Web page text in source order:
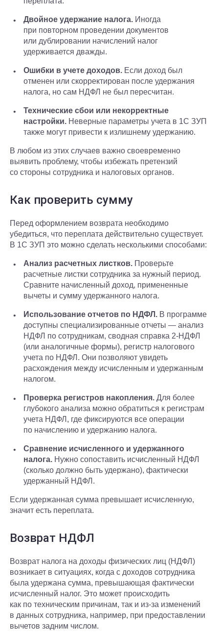
Двойное удержание налога. Иногда
при повторном проведении документов
или дублировании начислений налог
удерживается дважды.
Ошибки в учете доходов. Если доход был
отменен или скорректирован после удержания
налога, но сам НДФЛ не был пересчитан.
Технические сбои или некорректные
настройки. Неверные параметры учета в 1С ЗУП
также могут привести к излишнему удержанию.
В любом из этих случаев важно своевременно
выявить проблему, чтобы избежать претензий
со стороны сотрудника и налоговых органов.
Как проверить сумму
Перед оформлением возврата необходимо
убедиться, что переплата действительно существует.
В 1С ЗУП это можно сделать несколькими способами:
Анализ расчетных листков. Проверьте
расчетные листки сотрудника за нужный период.
Сравните начисленный доход, примененные
вычеты и сумму удержанного налога.
Использование отчетов по НДФЛ. В программе
доступны специализированные отчеты — анализ
НДФЛ по сотрудникам, сводная справка 2-НДФЛ
(или аналогичные формы), регистр налогового
учета по НДФЛ. Они позволяют увидеть
расхождения между исчисленным и удержанным
налогом.
Проверка регистров накопления. Для более
глубокого анализа можно обратиться к регистрам
учета НДФЛ, где фиксируются все операции
по начислению и удержанию налога.
Сравнение исчисленного и удержанного
налога. Нужно сопоставить исчисленный НДФЛ
(сколько должно быть удержано), фактически
удержанный НДФЛ.
Если удержанная сумма превышает исчисленную,
значит есть переплата.
Возврат НДФЛ
Возврат налога на доходы физических лиц (НДФЛ)
возникает в ситуациях, когда с доходов сотрудника
была удержана сумма, превышающая фактически
исчисленный налог. Это может происходить
как по техническим причинам, так и из-за изменений
в данных сотрудника, например, при предоставлении
вычетов задним числом.